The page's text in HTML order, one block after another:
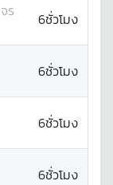
ร
6ชั่วโมง
6ชั่วโมง
6ชั่วโมง
6ชั่วโมง